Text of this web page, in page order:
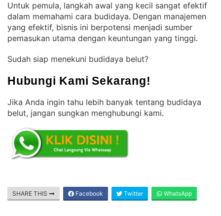
Untuk pemula, langkah awal yang kecil sangat efektif
dalam memahami cara budidaya. Dengan manajemen
yang efektif, bisnis ini berpotensi menjadi sumber
pemasukan utama dengan keuntungan yang tinggi.
Sudah siap menekuni budidaya belut?
Hubungi Kami Sekarang!
Jika Anda ingin tahu lebih banyak tentang budidaya
belut, jangan sungkan menghubungi kami.
SHARE THIS Facebook Twitter WhatsApp